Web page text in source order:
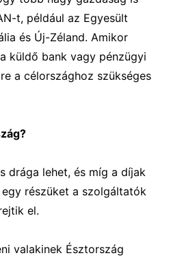
t, például az Egyesült
és Új-Zéland. Amikor
küldő bank vagy pénzügyi
a célországhoz szükséges
drága lehet, és míg a díjak
részüket a szolgáltatók
el.
valakinek Észtország